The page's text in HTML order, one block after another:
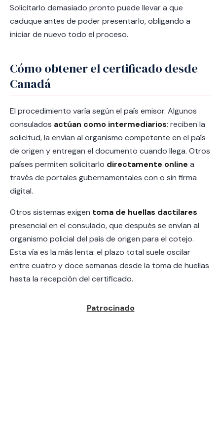
Solicitarlo demasiado pronto puede llevar a que
caduque antes de poder presentarlo, obligando a
iniciar de nuevo todo el proceso.
Cómo obtener el certificado desde
Canadá
El procedimiento varía según el país emisor. Algunos
consulados actúan como intermediarios: reciben la
solicitud, la envían al organismo competente en el país
de origen y entregan el documento cuando llega. Otros
países permiten solicitarlo directamente online a
través de portales gubernamentales con o sin firma
digital.
Otros sistemas exigen toma de huellas dactilares
presencial en el consulado, que después se envían al
organismo policial del país de origen para el cotejo.
Esta vía es la más lenta: el plazo total suele oscilar
entre cuatro y doce semanas desde la toma de huellas
hasta la recepción del certificado.